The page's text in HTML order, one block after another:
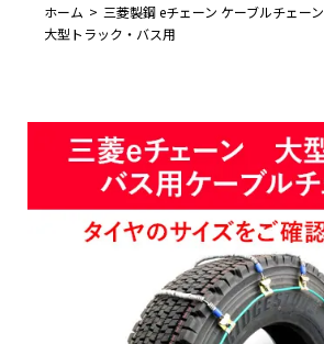
ホーム
三菱製鋼 eチェーン ケーブルチェーン
大型トラック・バス用